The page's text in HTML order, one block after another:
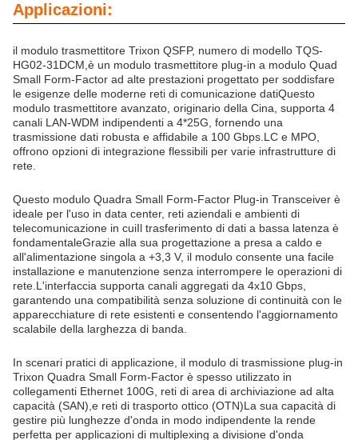
Applicazioni:
il modulo trasmettitore Trixon QSFP, numero di modello TQS-
HG02-31DCM,è un modulo trasmettitore plug-in a modulo Quad
Small Form-Factor ad alte prestazioni progettato per soddisfare
le esigenze delle moderne reti di comunicazione datiQuesto
modulo trasmettitore avanzato, originario della Cina, supporta 4
canali LAN-WDM indipendenti a 4*25G, fornendo una
trasmissione dati robusta e affidabile a 100 Gbps.LC e MPO,
offrono opzioni di integrazione flessibili per varie infrastrutture di
rete.
Questo modulo Quadra Small Form-Factor Plug-in Transceiver è
ideale per l'uso in data center, reti aziendali e ambienti di
telecomunicazione in cuiIl trasferimento di dati a bassa latenza è
fondamentaleGrazie alla sua progettazione a presa a caldo e
all'alimentazione singola a +3,3 V, il modulo consente una facile
installazione e manutenzione senza interrompere le operazioni di
rete.L'interfaccia supporta canali aggregati da 4x10 Gbps,
garantendo una compatibilità senza soluzione di continuità con le
apparecchiature di rete esistenti e consentendo l'aggiornamento
scalabile della larghezza di banda.
In scenari pratici di applicazione, il modulo di trasmissione plug-in
Trixon Quadra Small Form-Factor è spesso utilizzato in
collegamenti Ethernet 100G, reti di area di archiviazione ad alta
capacità (SAN),e reti di trasporto ottico (OTN)La sua capacità di
gestire più lunghezze d'onda in modo indipendente la rende
perfetta per applicazioni di multiplexing a divisione d'onda